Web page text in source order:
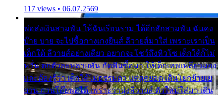
117 views • 06.07.2569
พ่อส่งเงินสามพัน ให้ฉันเรียนราม ได้อีกสักสามพัน ฉันคง
บ๊าย บาย จะไปซื้อกางเกงยีนส์ ลีวายส์มาใส่ เพราะเราเป็น
เด็กใต้ ลีวายส์อย่างเดียว อยากจะโชว์ถึงหิวโซ เด็กใต้ก็ไม่
หวั่น ตกตัวละหลายพัน กัดฟันซื้อมา ให้เด็กเทพเหลียวมอง
และต้องรู้ว่า เด็กใต้ไม่ธรรมดา แต่สุดยอด เดินโยกย้ายเย
ยวน กวนโอ๊ยพอได้ เพราะว่านุ่งลีวายส์ ตัวใหม่ใส่มา เดิน